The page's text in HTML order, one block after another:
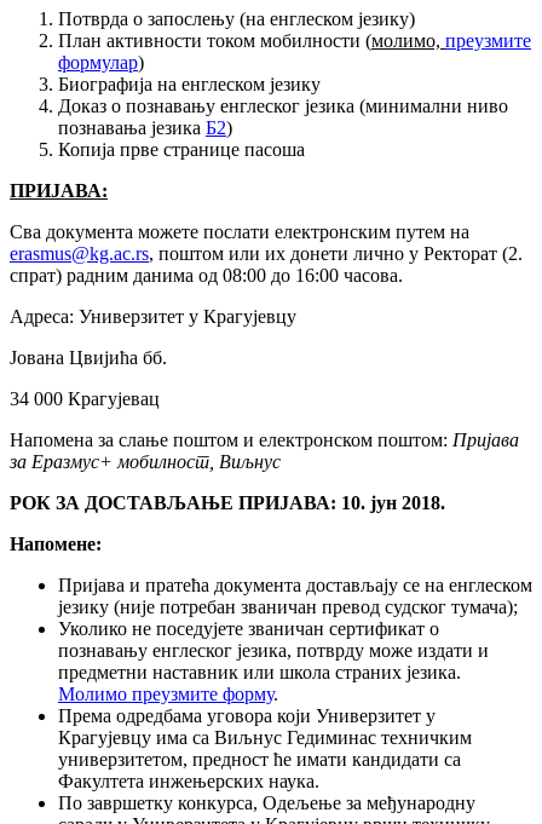
Потврда о запослењу (на енглеском језику)
План активности током мобилности (молимо, преузмите
формулар)
Биографија на енглеском језику
Доказ о познавању енглеског језика (минимални ниво
познавања језика Б2)
Копија прве странице пасоша
ПРИЈАВА:
Сва документа можете послати електронским путем на
erasmus@kg.ac.rs, поштом или их донети лично у Ректорат (2.
спрат) радним данима од 08:00 до 16:00 часова.
Адреса: Универзитет у Крагујевцу
Јована Цвијића бб.
34 000 Крагујевац
Напомена за слање поштом и електронском поштом: Пријава
за Еразмус+ мобилност, Виљнус
РОК ЗА ДОСТАВЉАЊЕ ПРИЈАВА: 10. јун 2018.
Напомене:
Пријава и пратећа документа достављају се на енглеском
језику (није потребан званичан превод судског тумача);
Уколико не поседујете званичан сертификат о
познавању енглеског језика, потврду може издати и
предметни наставник или школа страних језика.
Молимо преузмите форму.
Према одредбама уговора који Универзитет у
Крагујевцу има са Виљнус Гедиминас техничким
универзитетом, предност ће имати кандидати са
Факултета инжењерских наука.
По завршетку конкурса, Одељење за међународну